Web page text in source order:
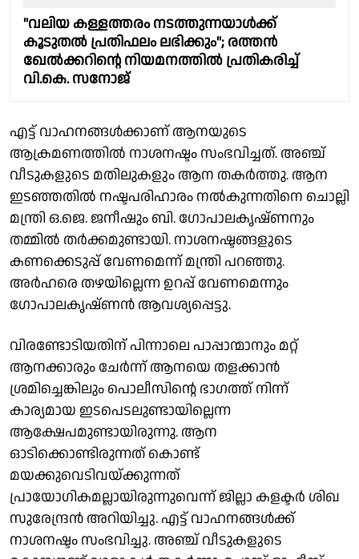
"വലിയ കള്ളത്തരം നടത്തുന്നയാൾക്ക്
കൂടുതൽ പ്രതിഫലം ലഭിക്കും"; രത്തൻ
ഖേൽക്കറിൻ്റെ നിയമനത്തിൽ പ്രതികരിച്ച്
വി.കെ. സനോജ്
എട്ട് വാഹനങ്ങൾക്കാണ് ആനയുടെ
ആക്രമണത്തിൽ നാശനഷ്ടം സംഭവിച്ചത്. അഞ്ച്
വീടുകളുടെ മതിലുകളും ആന തകർത്തു. ആന
ഇടഞ്ഞതിൽ നഷ്ടപരിഹാരം നൽകുന്നതിനെ ചൊല്ലി
മന്ത്രി ഒ.ജെ. ജനീഷും ബി. ഗോപാലകൃഷ്ണനും
തമ്മിൽ തർക്കമുണ്ടായി. നാശനഷ്ടങ്ങളുടെ
കണക്കെടുപ്പ് വേണമെന്ന് മന്ത്രി പറഞ്ഞു.
അർഹരെ തഴയില്ലെന്ന ഉറപ്പ് വേണമെന്നും
ഗോപാലകൃഷ്ണൻ ആവശ്യപ്പെട്ടു.
വിരണ്ടോടിയതിന് പിന്നാലെ പാപ്പാന്മാനും മറ്റ്
ആനക്കാരും ചേർന്ന് ആനയെ തളക്കാൻ
ശ്രമിച്ചെങ്കിലും പൊലീസിൻ്റെ ഭാഗത്ത് നിന്ന്
കാര്യമായ ഇടപെടലുണ്ടായില്ലെന്ന
ആക്ഷേപമുണ്ടായിരുന്നു. ആന
ഓടിക്കൊണ്ടിരുന്നത് കൊണ്ട്
മയക്കുവെടിവയ്ക്കുന്നത്
പ്രായോഗികമല്ലായിരുന്നുവെന്ന് ജില്ലാ കളക്ടർ ശിഖ
സുരേന്ദ്രൻ അറിയിച്ചു. എട്ട് വാഹനങ്ങൾക്ക്
നാശനഷ്ടം സംഭവിച്ചു. അഞ്ച് വീടുകളുടെ